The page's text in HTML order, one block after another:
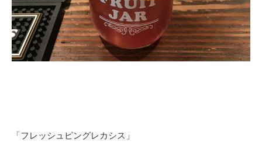
「フレッシュピングレカシス」